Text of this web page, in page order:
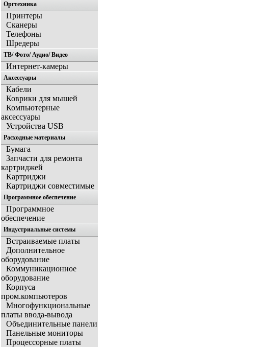
Оргтехника
Принтеры
Сканеры
Телефоны
Шредеры
ТВ/ Фото/ Аудио/ Видео
Интернет-камеры
Аксессуары
Кабели
Коврики для мышей
Компьютерные
аксессуары
Устройства USB
Расходные материалы
Бумага
Запчасти для ремонта
картриджей
Картриджи
Картриджи совместимые
Программное обеспечение
Программное
обеспечение
Индустриальные системы
Встраиваемые платы
Дополнительное
оборудование
Коммуникационное
оборудование
Корпуса
пром.компьютеров
Многофункциональные
платы ввода-вывода
Объединительные панели
Панельные мониторы
Процессорные платы